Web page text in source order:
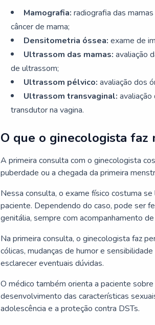
Mamografia: radiografia das
câncer de mama;
Densitometria óssea: exame de
Ultrassom das mamas: avaliação
de ultrassom;
Ultrassom pélvico: avaliação dos
Ultrassom transvaginal:
transdutor na vagina.
O que o ginecologista faz
A primeira consulta com o ginecologista
puberdade ou a chegada da primeira
Nessa consulta, o exame físico costuma
paciente. Dependendo do caso, pode ser
genitália, sempre com acompanhamento
Na primeira consulta, o ginecologista faz
cólicas, mudanças de humor e
esclarecer eventuais dúvidas.
O médico também orienta a paciente
desenvolvimento das características
adolescência e a proteção contra DSTs.